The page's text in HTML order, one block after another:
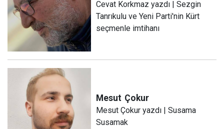
Cevat Korkmaz yazdı | Sezgin
Tanrıkulu ve Yeni Parti'nin Kürt
seçmenle imtihanı
Mesut Çokur
Mesut Çokur yazdı | Susama
Susamak